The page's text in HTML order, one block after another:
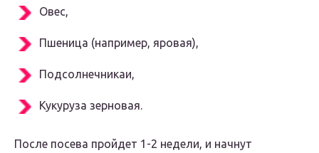
Овес,
Пшеница (например, яровая),
Подсолнечникаи,
Кукуруза зерновая.
После посева пройдет 1-2 недели, и начнут